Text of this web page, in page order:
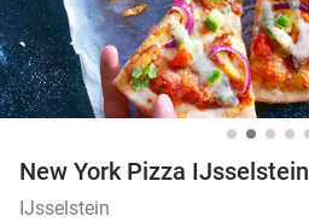
New York Pizza IJsselstein
IJsselstein